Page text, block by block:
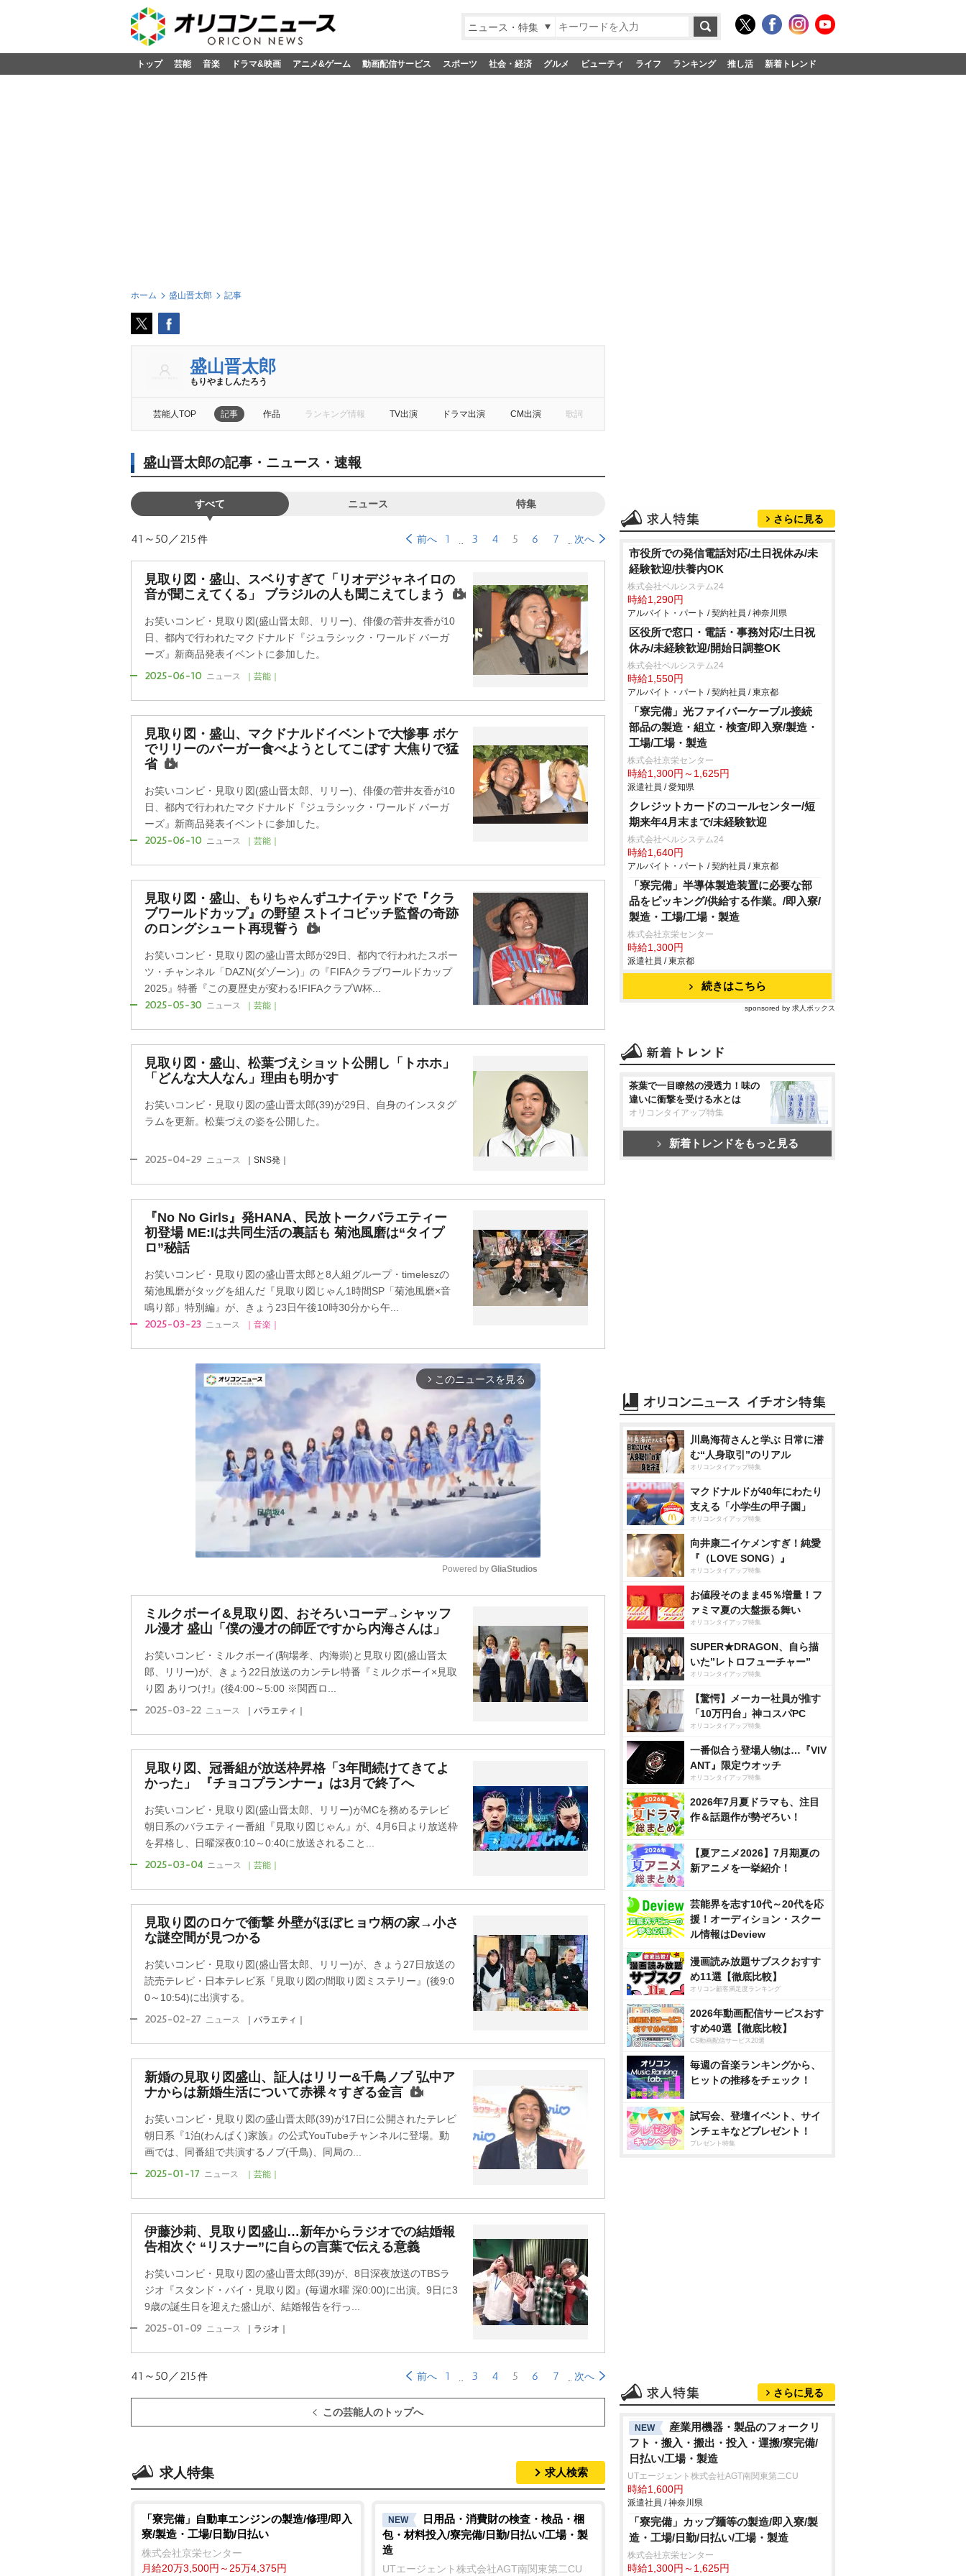
ニュース・特集
トップ 芸能 音楽 ドラマ&映画 アニメ&ゲーム 動画配信サービス スポーツ 社会・経済 グルメ ビューティ ライフ ランキング 推し活 新着トレンド
ホーム 盛山晋太郎 記事
盛山晋太郎
もりやましんたろう
芸能人TOP 記事 作品 ランキング情報 TV出演 ドラマ出演 CM出演 歌詞
盛山晋太郎の記事・ニュース・速報
すべて ニュース 特集
41～50／215件 前へ 1 3 4 5 6 7 次へ
見取り図・盛山、スベりすぎて「リオデジャネイロの
音が聞こえてくる」 ブラジルの人も聞こえてしまう
お笑いコンビ・見取り図(盛山晋太郎、リリー)、俳優の菅井友香が10
日、都内で行われたマクドナルド『ジュラシック・ワールド バーガ
ーズ』新商品発表イベントに参加した。
2025-06-10 ニュース ｜芸能｜
見取り図・盛山、マクドナルドイベントで大惨事 ボケ
でリリーのバーガー食べようとしてこぼす 大焦りで猛
省
お笑いコンビ・見取り図(盛山晋太郎、リリー)、俳優の菅井友香が10
日、都内で行われたマクドナルド『ジュラシック・ワールド バーガ
ーズ』新商品発表イベントに参加した。
2025-06-10 ニュース ｜芸能｜
見取り図・盛山、もりちゃんずユナイテッドで『クラ
ブワールドカップ』の野望 ストイコビッチ監督の奇跡
のロングシュート再現誓う
お笑いコンビ・見取り図の盛山晋太郎が29日、都内で行われたスポー
ツ・チャンネル「DAZN(ダゾーン)」の『FIFAクラブワールドカップ
2025』特番『この夏歴史が変わる!FIFAクラブW杯...
2025-05-30 ニュース ｜芸能｜
見取り図・盛山、松葉づえショット公開し「トホホ」
「どんな大人なん」理由も明かす
お笑いコンビ・見取り図の盛山晋太郎(39)が29日、自身のインスタグ
ラムを更新。松葉づえの姿を公開した。
2025-04-29 ニュース ｜SNS発｜
『No No Girls』発HANA、民放トークバラエティー
初登場 ME:Iは共同生活の裏話も 菊池風磨は“タイプ
ロ”秘話
お笑いコンビ・見取り図の盛山晋太郎と8人組グループ・timeleszの
菊池風磨がタッグを組んだ『見取り図じゃん1時間SP「菊池風磨×音
鳴り部」特別編』が、きょう23日午後10時30分から午...
2025-03-23 ニュース ｜音楽｜
arrow_forward_ios このニュースを見る
u
t
e
Powered by GliaStudios
ミルクボーイ&見取り図、おそろいコーデ→シャッフ
ル漫才 盛山「僕の漫才の師匠ですから内海さんは」
お笑いコンビ・ミルクボーイ(駒場孝、内海崇)と見取り図(盛山晋太
郎、リリー)が、きょう22日放送のカンテレ特番『ミルクボーイ×見取
り図 ありつけ!』(後4:00～5:00 ※関西ロ...
2025-03-22 ニュース ｜バラエティ｜
見取り図、冠番組が放送枠昇格「3年間続けてきてよ
かった」 『チョコプランナー』は3月で終了へ
お笑いコンビ・見取り図(盛山晋太郎、リリー)がMCを務めるテレビ
朝日系のバラエティー番組『見取り図じゃん』が、4月6日より放送枠
を昇格し、日曜深夜0:10～0:40に放送されること...
2025-03-04 ニュース ｜芸能｜
見取り図のロケで衝撃 外壁がほぼヒョウ柄の家→小さ
な謎空間が見つかる
お笑いコンビ・見取り図(盛山晋太郎、リリー)が、きょう27日放送の
読売テレビ・日本テレビ系『見取り図の間取り図ミステリー』(後9:0
0～10:54)に出演する。
2025-02-27 ニュース ｜バラエティ｜
新婚の見取り図盛山、証人はリリー&千鳥ノブ 弘中ア
ナからは新婚生活について赤裸々すぎる金言
お笑いコンビ・見取り図の盛山晋太郎(39)が17日に公開されたテレビ
朝日系『1泊(わんぱく)家族』の公式YouTubeチャンネルに登場。動
画では、同番組で共演するノブ(千鳥)、同局の...
2025-01-17 ニュース ｜芸能｜
伊藤沙莉、見取り図盛山…新年からラジオでの結婚報
告相次ぐ “リスナー”に自らの言葉で伝える意義
お笑いコンビ・見取り図の盛山晋太郎(39)が、8日深夜放送のTBSラ
ジオ『スタンド・バイ・見取り図』(毎週水曜 深0:00)に出演。9日に3
9歳の誕生日を迎えた盛山が、結婚報告を行っ...
2025-01-09 ニュース ｜ラジオ｜
41～50／215件 前へ 1 3 4 5 6 7 次へ
この芸能人のトップへ
求人特集 求人検索
「寮完備」自動車エンジンの製造/修理/即入
寮/製造・工場/日勤/日払い
株式会社京栄センター
月給20万3,500円～25万4,375円
NEW
日用品・消費財の検査・検品・梱
包・材料投入/寮完備/日勤/日払い/工場・製
造
UTエージェント株式会社AGT南関東第二CU
さらに見る
市役所での発信電話対応/土日祝休み/未
経験歓迎/扶養内OK
株式会社ベルシステム24
時給1,290円
アルバイト・パート / 契約社員 / 神奈川県
区役所で窓口・電話・事務対応/土日祝
休み/未経験歓迎/開始日調整OK
株式会社ベルシステム24
時給1,550円
アルバイト・パート / 契約社員 / 東京都
「寮完備」光ファイバーケーブル接続
部品の製造・組立・検査/即入寮/製造・
工場/工場・製造
株式会社京栄センター
時給1,300円～1,625円
派遣社員 / 愛知県
クレジットカードのコールセンター/短
期来年4月末まで/未経験歓迎
株式会社ベルシステム24
時給1,640円
アルバイト・パート / 契約社員 / 東京都
「寮完備」半導体製造装置に必要な部
品をピッキング/供給する作業。/即入寮/
製造・工場/工場・製造
株式会社京栄センター
時給1,300円
派遣社員 / 東京都
続きはこちら
sponsored by 求人ボックス
茶葉で一目瞭然の浸透力！味の
違いに衝撃を受ける水とは
オリコンタイアップ特集
新着トレンドをもっと見る
川島海荷さんと学ぶ 日常に潜
む“人身取引”のリアル
オリコンタイアップ特集
マクドナルドが40年にわたり
支える「小学生の甲子園」
オリコンタイアップ特集
向井康二イケメンすぎ！純愛
『（LOVE SONG）』
オリコンタイアップ特集
お値段そのまま45％増量！フ
ァミマ夏の大盤振る舞い
オリコンタイアップ特集
SUPER★DRAGON、自ら描
いた”レトロフューチャー”
オリコンタイアップ特集
【驚愕】メーカー社員が推す
「10万円台」神コスパPC
オリコンタイアップ特集
一番似合う登場人物は…『VIV
ANT』限定ウオッチ
オリコンタイアップ特集
2026年7月夏ドラマも、注目
作＆話題作が勢ぞろい！
【夏アニメ2026】7月期夏の
新アニメを一挙紹介！
芸能界を志す10代～20代を応
援！オーディション・スクー
ル情報はDeview
漫画読み放題サブスクおすす
め11選【徹底比較】
オリコン顧客満足度ランキング
2026年動画配信サービスおす
すめ40選【徹底比較】
CS動画配信サービス20選
毎週の音楽ランキングから、
ヒットの推移をチェック！
試写会、登壇イベント、サイ
ンチェキなどプレゼント！
プレゼント特集
さらに見る
NEW
産業用機器・製品のフォークリ
フト・搬入・搬出・投入・運搬/寮完備/
日払い/工場・製造
UTエージェント株式会社AGT南関東第二CU
時給1,600円
派遣社員 / 神奈川県
「寮完備」カップ麺等の製造/即入寮/製
造・工場/日勤/日払い/工場・製造
株式会社京栄センター
時給1,300円～1,625円